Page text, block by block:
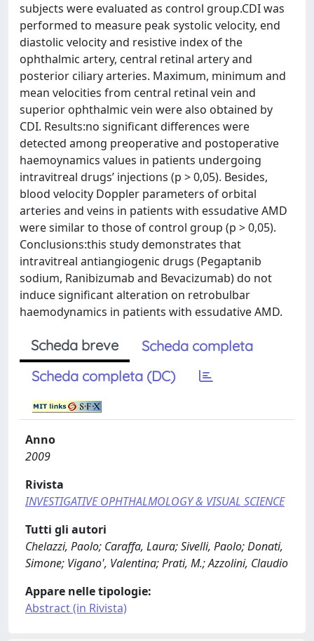
subjects were evaluated as control group.CDI was
performed to measure peak systolic velocity, end
diastolic velocity and resistive index of the
ophthalmic artery, central retinal artery and
posterior ciliary arteries. Maximum, minimum and
mean velocities from central retinal vein and
superior ophthalmic vein were also obtained by
CDI. Results:no significant differences were
detected among preoperative and postoperative
haemoynamics values in patients undergoing
intravitreal drugs’ injections (p > 0,05). Besides,
blood velocity Doppler parameters of orbital
arteries and veins in patients with essudative AMD
were similar to those of control group (p > 0,05).
Conclusions:this study demonstrates that
intravitreal antiangiogenic drugs (Pegaptanib
sodium, Ranibizumab and Bevacizumab) do not
induce significant alteration on retrobulbar
haemodynamics in patients with essudative AMD.
Scheda breve
Scheda completa
Scheda completa (DC)
Anno
2009
Rivista
INVESTIGATIVE OPHTHALMOLOGY & VISUAL SCIENCE
Tutti gli autori
Chelazzi, Paolo; Caraffa, Laura; Sivelli, Paolo; Donati,
Simone; Vigano', Valentina; Prati, M.; Azzolini, Claudio
Appare nelle tipologie:
Abstract (in Rivista)